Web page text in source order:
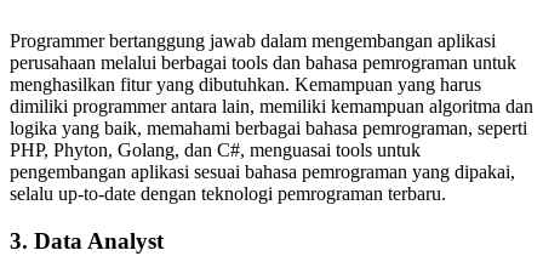
Programmer bertanggung jawab dalam mengembangan aplikasi
perusahaan melalui berbagai tools dan bahasa pemrograman untuk
menghasilkan fitur yang dibutuhkan. Kemampuan yang harus
dimiliki programmer antara lain, memiliki kemampuan algoritma dan
logika yang baik, memahami berbagai bahasa pemrograman, seperti
PHP, Phyton, Golang, dan C#, menguasai tools untuk
pengembangan aplikasi sesuai bahasa pemrograman yang dipakai,
selalu up-to-date dengan teknologi pemrograman terbaru.
3. Data Analyst